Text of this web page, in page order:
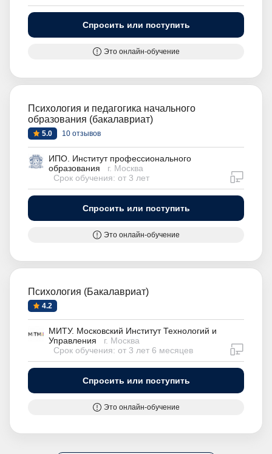
Спросить или поступить
Это онлайн-обучение
Психология и педагогика начального
образования (бакалавриат)
5.0 10 отзывов
ИПО. Институт профессионального
образования
г. Москва
Срок обучения: от 3 лет
Спросить или поступить
Это онлайн-обучение
Психология (Бакалавриат)
4.2
МИТУ. Московский Институт Технологий и
Управления
г. Москва
Срок обучения: от 3 лет 6 месяцев
Спросить или поступить
Это онлайн-обучение